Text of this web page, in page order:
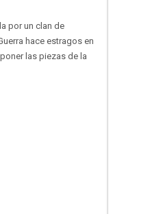
por un clan de
hace estragos en
las piezas de la